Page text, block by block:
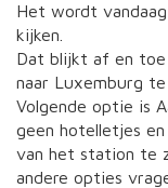
Het wordt
kijken.
Dat blijkt af en toe
naar Luxemburg
Volgende optie is
geen hotelletjes
van het station te
andere opties